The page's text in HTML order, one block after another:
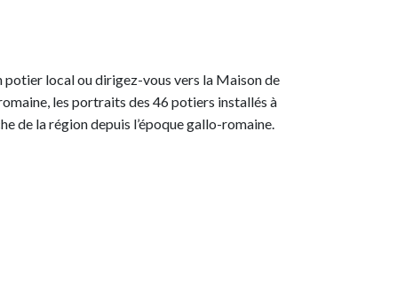
potier local ou dirigez-vous vers la Maison de
les portraits des 46 potiers installés à
de la région depuis l’époque gallo-romaine.